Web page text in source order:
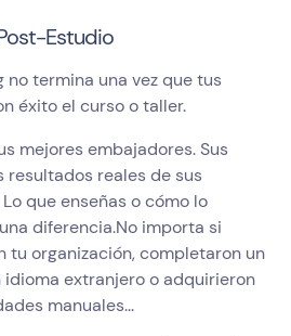
Estudio
no termina una vez que tus
éxito el curso o taller.
mejores embajadores. Sus
reales de sus
que enseñas o cómo lo
diferencia.No importa si
tu organización, completaron un
extranjero o adquirieron
manuales...